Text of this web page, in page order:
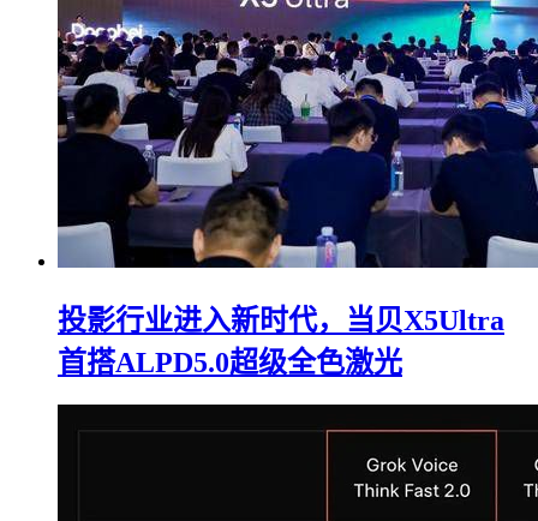
投影行业进入新时代，当贝X5Ultra
首搭ALPD5.0超级全色激光